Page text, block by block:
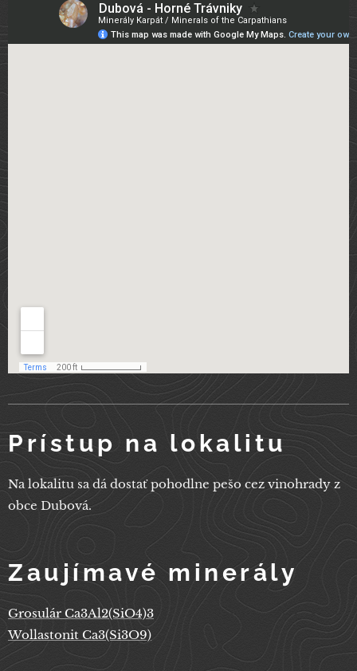
Prístup na lokalitu
Na lokalitu sa dá dostať pohodlne pešo cez vinohrady z
obce Dubová.
Zaujímavé minerály
Grosulár Ca3Al2(SiO4)3
Wollastonit Ca3(Si3O9)